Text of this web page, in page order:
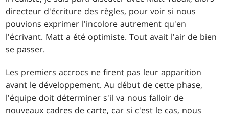
directeur d'écriture des règles, pour voir si nous
pouvions exprimer l'incolore autrement qu'en
l'écrivant. Matt a été optimiste. Tout avait l'air de bien
se passer.
Les premiers accrocs ne firent pas leur apparition
avant le développement. Au début de cette phase,
l'équipe doit déterminer s'il va nous falloir de
nouveaux cadres de carte, car si c'est le cas, nous